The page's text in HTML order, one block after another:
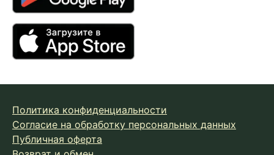
Политика конфиденциальности
Согласие на обработку персональных данных
Публичная оферта